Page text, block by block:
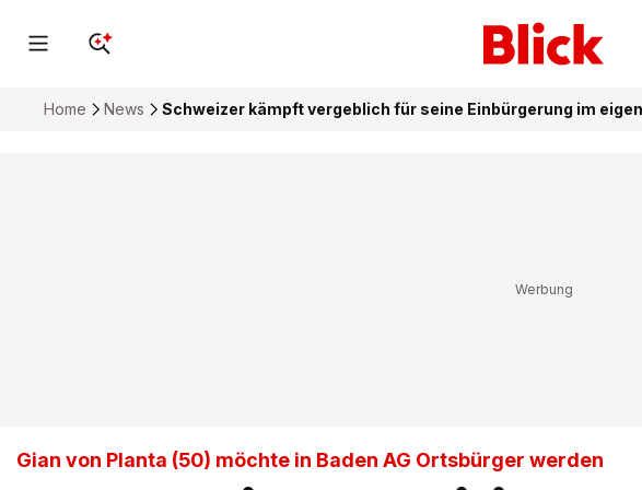
Home News Schweizer kämpft vergeblich für seine Einbürgerung im
Gian von Planta (50) möchte in Baden AG Ortsbürger werden